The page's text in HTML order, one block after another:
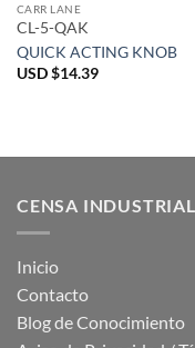
CARR LANE
CL-5-QAK
QUICK ACTING KNOB
USD $14.39
CENSA INDUSTRIAL
Inicio
Contacto
Blog de Conocimiento